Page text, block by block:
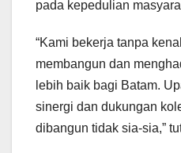
pada kepedulian
“Kami bekerja tanpa
membangun dan
lebih baik bagi Batam.
sinergi dan dukungan
dibangun tidak sia-sia,”